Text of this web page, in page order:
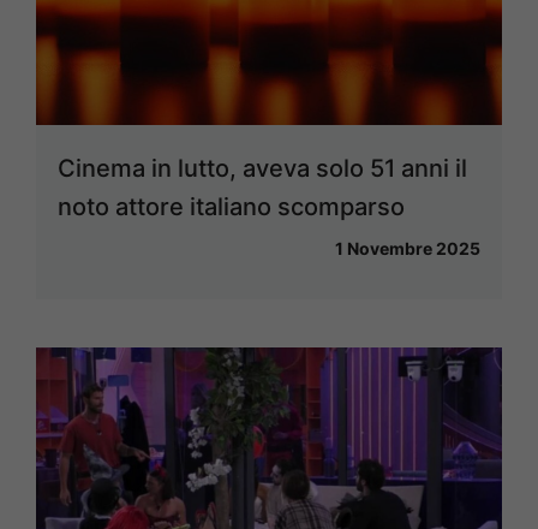
Cinema in lutto, aveva solo 51 anni il
noto attore italiano scomparso
1 Novembre 2025